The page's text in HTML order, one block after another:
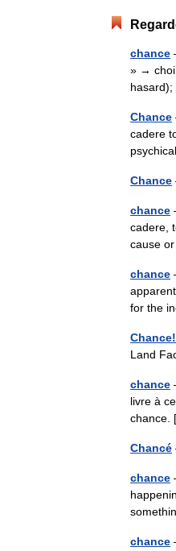
chance
» →
Chance
cadere
Chance
chance
cadere,
cause
chance
for the
Chance!
Land
chance
livre à
Chancé
chance
chance